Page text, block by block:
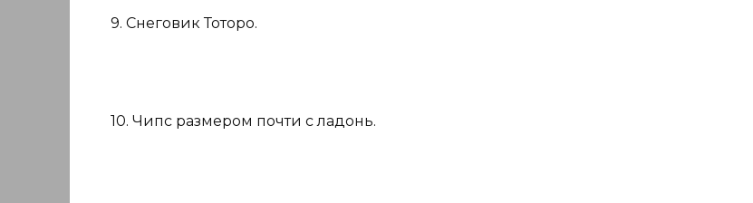
9. Снеговик Тоторо.
10. Чипс размером почти с ладонь.